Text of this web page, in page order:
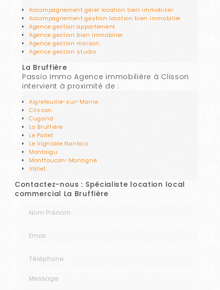
Accompagnement gérer location bien immobilier
Accompagnement gestion location bien immobilier
Agence gestion appartement
Agence gestion bien immobilier
Agence gestion maison
Agence gestion studio
La Bruffière
Passio Immo Agence immobilière à Clisson
intervient à proximité de :
Aigrefeuille-sur-Maine
Clisson
Cugand
La Bruffière
Le Pallet
Le Vignoble Nantais
Montaigu
Montfaucon-Montigné
Vallet
Contactez-nous : Spécialiste location local
commercial La Bruffière
Message